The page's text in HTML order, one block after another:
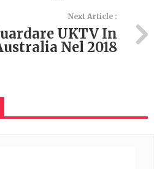
Next Article :
UKTV In
Nel 2018